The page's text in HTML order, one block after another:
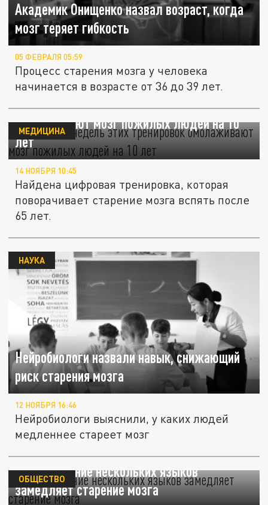
Академик Онищенко назвал возраст, когда
мозг теряет гибкость
05 ФЕВРАЛЯ 05:59
Процесс старения мозга у человека
начинается в возрасте от 36 до 39 лет.
Ученые: 10 недель этих тренировок
омолаживают мозг пожилых людей на 10
лет
МЕДИЦИНА
14 НОЯБРЯ 10:45
Найдена цифровая тренировка, которая
поворачивает старение мозга вспять после
65 лет.
Нейробиологи назвали навык, снижающий
риск старения мозга
НАУКА
12 НОЯБРЯ 16:46
Нейробиологи выяснили, у каких людей
медленнее стареет мозг
Nature: знание нескольких языков
замедляет старение мозга
ОБЩЕСТВО